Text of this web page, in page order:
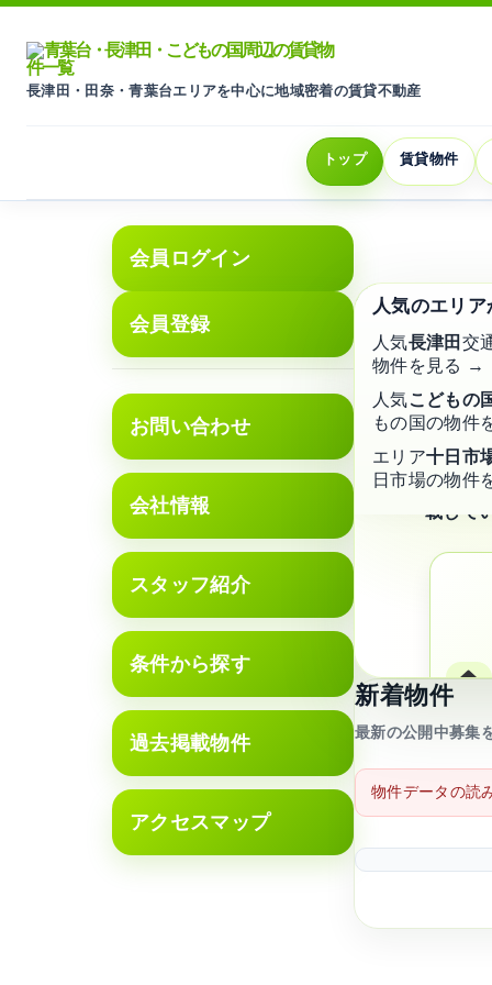
長津田・田奈・青葉台エリアを中心に地域密着の賃貸不動産
トップ 賃貸物件
会員ログイン
会員登録
お問い合わせ
会社情報
スタッフ紹介
条件から探す
過去掲載物件
アクセスマップ
地域密
青葉
国周
横浜市
載して
🏠
人気のエリ
人気長津田 交
物件を見る →
人気こどもの
もの国の物件
エリア十日市
日市場の物件
新着物件
最新の公開中募集
物件データの読